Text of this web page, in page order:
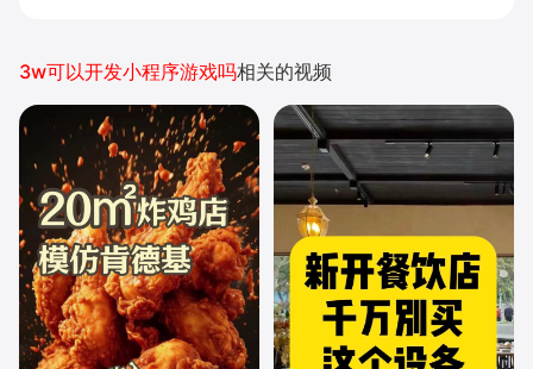
3w可以开发小程序游戏吗相关的视频